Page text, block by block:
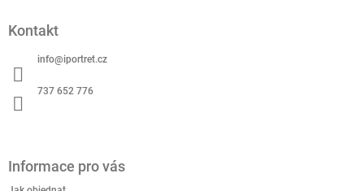
Kontakt
info@iportret.cz
737 652 776
Informace pro vás